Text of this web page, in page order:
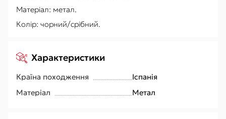
Матеріал: метал.
Колір: чорний/срібний.
Характеристики
Країна походження
Іспанія
Матеріал
Метал